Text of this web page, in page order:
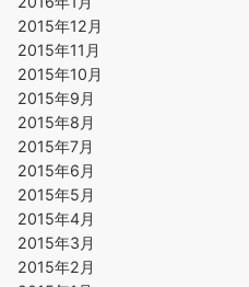
2015年12月
2015年11月
2015年10月
2015年9月
2015年8月
2015年7月
2015年6月
2015年5月
2015年4月
2015年3月
2015年2月